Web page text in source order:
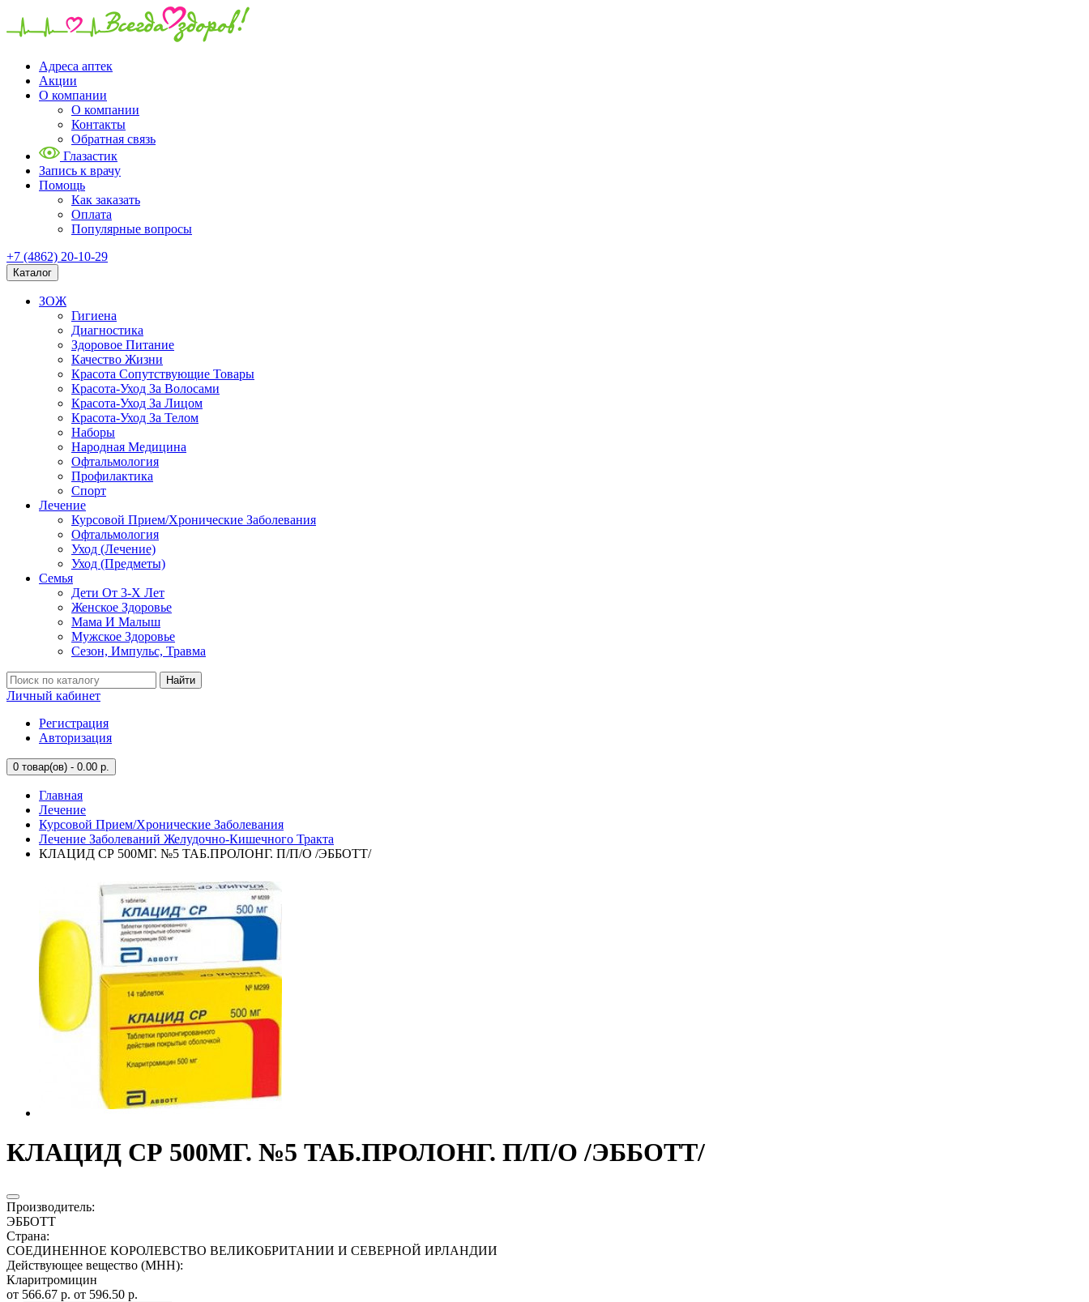
Адреса аптек
Акции
О компании
О компании
Контакты
Обратная связь
Глазастик
Запись к врачу
Помощь
Как заказать
Оплата
Популярные вопросы
+7 (4862) 20-10-29
Каталог
ЗОЖ
Гигиена
Диагностика
Здоровое Питание
Качество Жизни
Красота Сопутствующие Товары
Красота-Уход За Волосами
Красота-Уход За Лицом
Красота-Уход За Телом
Наборы
Народная Медицина
Офтальмология
Профилактика
Спорт
Лечение
Курсовой Прием/Хронические Заболевания
Офтальмология
Уход (Лечение)
Уход (Предметы)
Семья
Дети От 3-Х Лет
Женское Здоровье
Мама И Малыш
Мужское Здоровье
Сезон, Импульс, Травма
Найти
Личный кабинет
Регистрация
Авторизация
0 товар(ов) - 0.00 р.
Главная
Лечение
Курсовой Прием/Хронические Заболевания
Лечение Заболеваний Желудочно-Кишечного Тракта
КЛАЦИД СР 500МГ. №5 ТАБ.ПРОЛОНГ. П/П/О /ЭББОТТ/
КЛАЦИД СР 500МГ. №5 ТАБ.ПРОЛОНГ. П/П/О /ЭББОТТ/
Производитель:
ЭББОТТ
Страна:
СОЕДИНЕННОЕ КОРОЛЕВСТВО ВЕЛИКОБРИТАНИИ И СЕВЕРНОЙ ИРЛАНДИИ
Действующее вещество (МНН):
Кларитромицин
от 566.67 р. от 596.50 р.